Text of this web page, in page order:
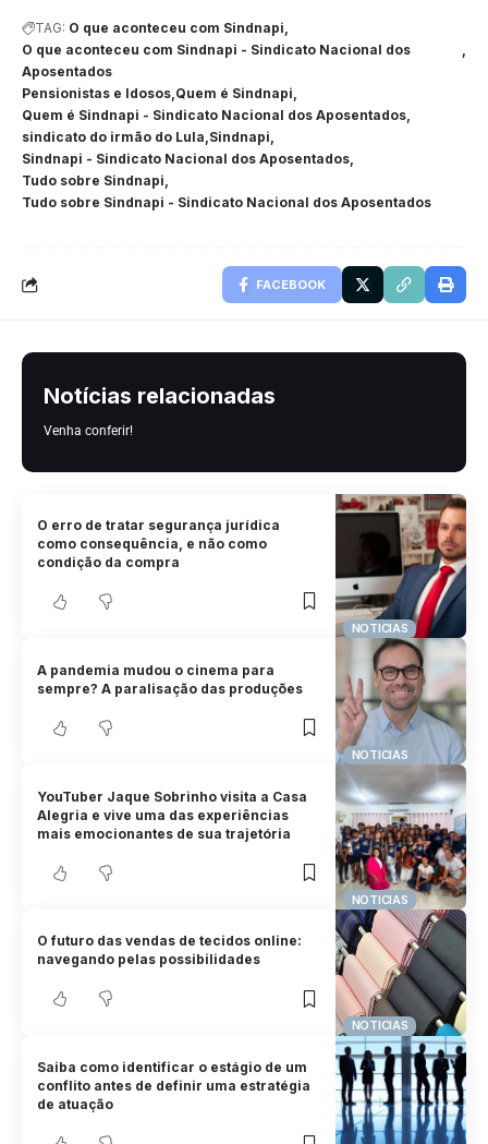
TAG: O que aconteceu com Sindnapi
O que aconteceu com Sindnapi - Sindicato Nacional dos
Aposentados
Pensionistas e Idosos Quem é Sindnapi
Quem é Sindnapi - Sindicato Nacional dos Aposentados
sindicato do irmão do Lula Sindnapi
Sindnapi - Sindicato Nacional dos Aposentados
Tudo sobre Sindnapi
Tudo sobre Sindnapi - Sindicato Nacional dos Aposentados
FACEBOOK
Notícias relacionadas
Venha conferir!
NOTICIAS
O erro de tratar segurança jurídica
como consequência, e não como
condição da compra
NOTICIAS
A pandemia mudou o cinema para
sempre? A paralisação das produções
NOTICIAS
YouTuber Jaque Sobrinho visita a Casa
Alegria e vive uma das experiências
mais emocionantes de sua trajetória
NOTICIAS
O futuro das vendas de tecidos online:
navegando pelas possibilidades
Saiba como identificar o estágio de um
conflito antes de definir uma estratégia
de atuação